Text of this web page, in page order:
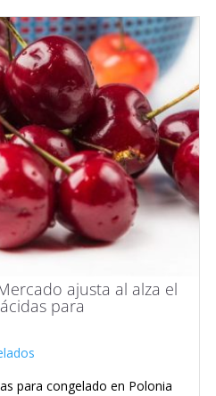
ajusta al alza el
para
para congelado en Polonia